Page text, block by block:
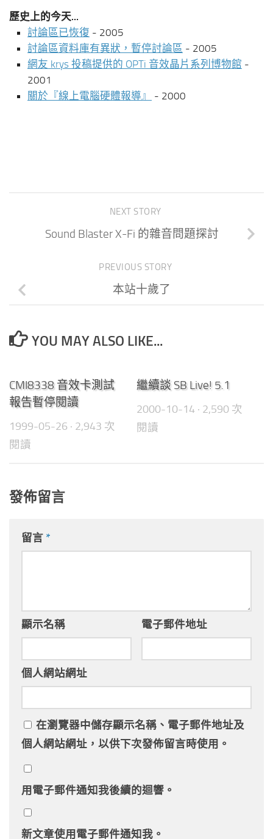
歷史上的今天...
討論區已恢復 - 2005
討論區資料庫有異狀，暫停討論區 - 2005
網友 krys 投稿提供的 OPTi 音效晶片系列博物館 -
2001
關於『線上電腦硬體報導』
- 2000
NEXT STORY
Sound Blaster X-Fi 的雜音問題探討
PREVIOUS STORY
本站十歲了
YOU MAY ALSO LIKE...
CMI8338 音效卡測試
報告暫停閱讀
1999-05-26 · 2,943 次
閱讀
繼續談 SB Live! 5.1
2000-10-14 · 2,590 次
閱讀
發佈留言
留言 *
顯示名稱 電子郵件地址
個人網站網址
在瀏覽器中儲存顯示名稱、電子郵件地址及
個人網站網址，以供下次發佈留言時使用。
用電子郵件通知我後續的迴響。
新文章使用電子郵件通知我。